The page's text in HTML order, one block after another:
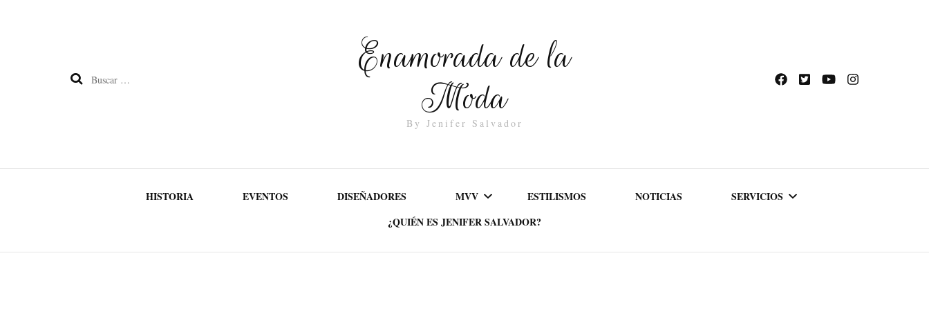
Buscar:
Enamorada de la
Moda
By Jenifer Salvador
HISTORIA EVENTOS DISEÑADORES MVV ESTILISMOS NOTICIAS SERVICIOS
¿QUIÉN ES JENIFER SALVADOR?